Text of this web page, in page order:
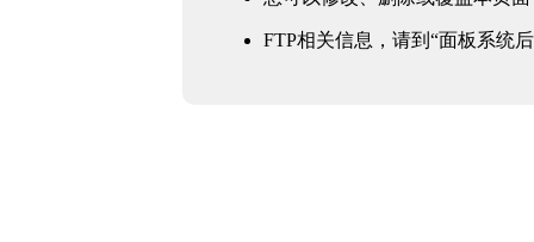
FTP相关信息，请到“面板系统